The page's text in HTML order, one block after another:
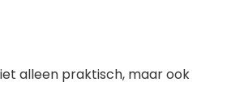
alleen praktisch, maar ook